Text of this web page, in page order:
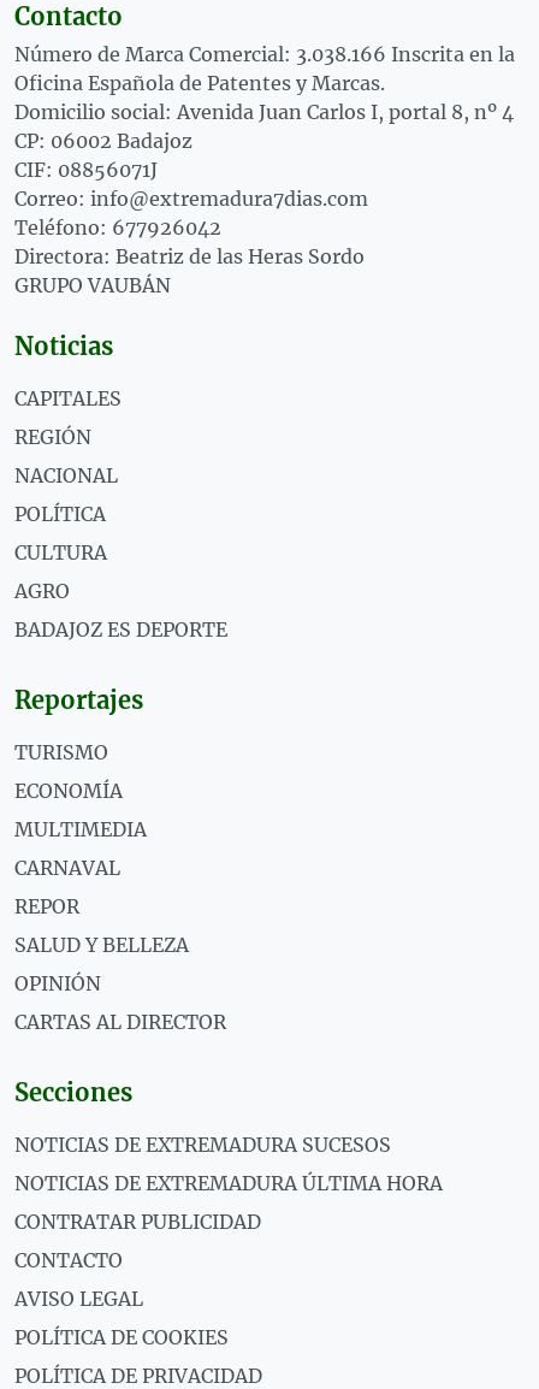
Contacto
Número de Marca Comercial: 3.038.166 Inscrita en la
Oficina Española de Patentes y Marcas.
Domicilio social: Avenida Juan Carlos I, portal 8, nº 4
CP: 06002 Badajoz
CIF: 08856071J
Correo: info@extremadura7dias.com
Teléfono: 677926042
Directora: Beatriz de las Heras Sordo
GRUPO VAUBÁN
Noticias
CAPITALES
REGIÓN
NACIONAL
POLÍTICA
CULTURA
AGRO
BADAJOZ ES DEPORTE
Reportajes
TURISMO
ECONOMÍA
MULTIMEDIA
CARNAVAL
REPOR
SALUD Y BELLEZA
OPINIÓN
CARTAS AL DIRECTOR
Secciones
NOTICIAS DE EXTREMADURA SUCESOS
NOTICIAS DE EXTREMADURA ÚLTIMA HORA
CONTRATAR PUBLICIDAD
CONTACTO
AVISO LEGAL
POLÍTICA DE COOKIES
POLÍTICA DE PRIVACIDAD